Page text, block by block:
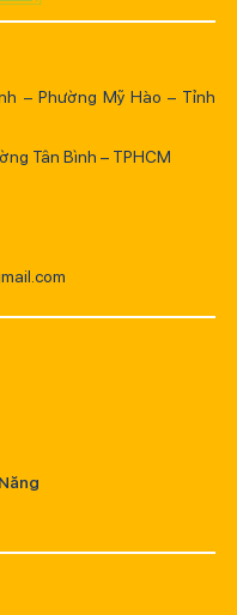
– Phường Mỹ Hào – Tỉnh
Tân Bình – TPHCM